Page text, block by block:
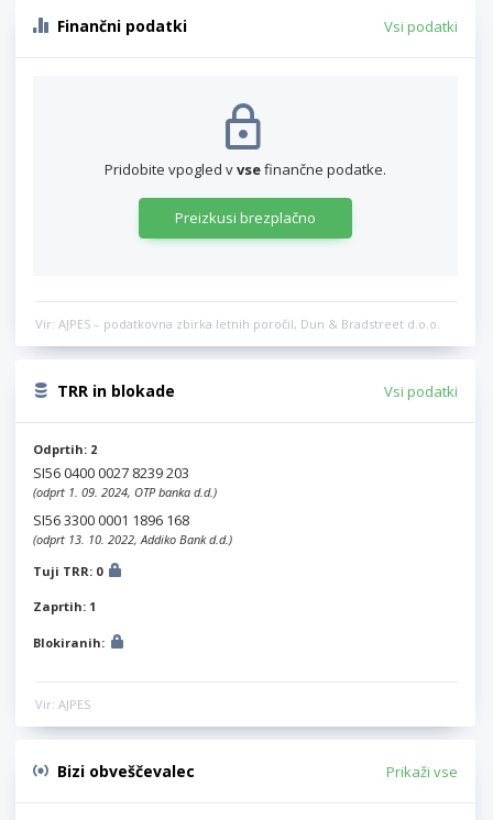
Finančni podatki Vsi podatki
Pridobite vpogled vvsefinančne podatke.
Preizkusi brezplačno
Vir: AJPES – podatkovna zbirka letnih poročil, Dun & Bradstreet d.o.o.
TRR in blokade Vsi podatki
Odprtih: 2
SI56 0400 0027 8239 203
(odprt 1. 09. 2024, OTP banka d.d.)
SI56 3300 0001 1896 168
(odprt 13. 10. 2022, Addiko Bank d.d.)
Tuji TRR: 0
Zaprtih: 1
Blokiranih:
Vir: AJPES
Bizi obveščevalec Prikaži vse